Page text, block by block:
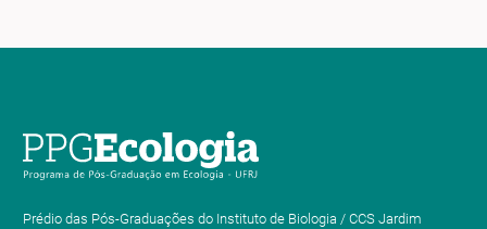
Prédio das Pós-Graduações do Instituto de Biologia / CCS Jardim